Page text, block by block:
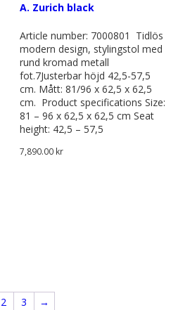
A. Zurich black
Article number: 7000801 Tidlös
modern design, stylingstol med
rund kromad metall
fot.7Justerbar höjd 42,5-57,5
cm. Mått: 81/96 x 62,5 x 62,5
cm. Product specifications Size:
81 – 96 x 62,5 x 62,5 cm Seat
height: 42,5 – 57,5
7,890.00 kr
2 3 →